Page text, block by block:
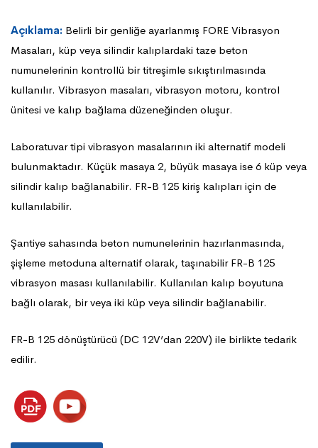
Açıklama: Belirli bir genliğe ayarlanmış FORE Vibrasyon
Masaları, küp veya silindir kalıplardaki taze beton
numunelerinin kontrollü bir titreşimle sıkıştırılmasında
kullanılır. Vibrasyon masaları, vibrasyon motoru, kontrol
ünitesi ve kalıp bağlama düzeneğinden oluşur.
Laboratuvar tipi vibrasyon masalarının iki alternatif modeli
bulunmaktadır. Küçük masaya 2, büyük masaya ise 6 küp veya
silindir kalıp bağlanabilir. FR-B 125 kiriş kalıpları için de
kullanılabilir.
Şantiye sahasında beton numunelerinin hazırlanmasında,
şişleme metoduna alternatif olarak, taşınabilir FR-B 125
vibrasyon masası kullanılabilir. Kullanılan kalıp boyutuna
bağlı olarak, bir veya iki küp veya silindir bağlanabilir.
FR-B 125 dönüştürücü (DC 12V’dan 220V) ile birlikte tedarik
edilir.